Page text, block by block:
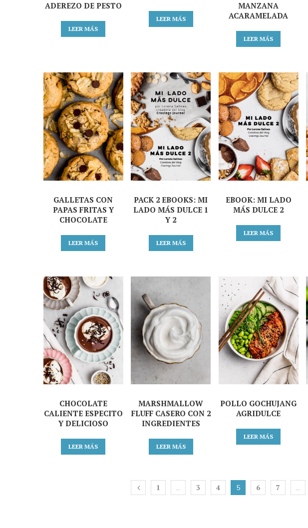
ADEREZO DE PESTO
LEER MÁS
LEER MÁS
MANZANA
ACARAMELADA
LEER MÁS
GALLETAS CON
PAPAS FRITAS Y
CHOCOLATE
LEER MÁS
PACK 2 EBOOKS: MI
LADO MÁS DULCE 1
Y 2
LEER MÁS
EBOOK: MI LADO
MÁS DULCE 2
LEER MÁS
CHOCOLATE
CALIENTE ESPECITO
Y DELICIOSO
LEER MÁS
MARSHMALLOW
FLUFF CASERO CON 2
INGREDIENTES
LEER MÁS
POLLO GOCHUJANG
AGRIDULCE
LEER MÁS
1 … 3 4 5 6 7 …